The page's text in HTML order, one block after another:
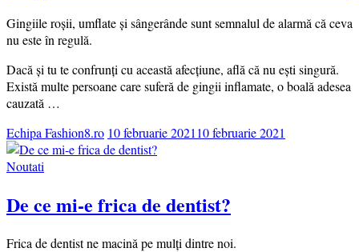
Gingiile roșii, umflate și sângerânde sunt semnalul de alarmă că ceva
nu este în regulă.
Dacă și tu te confrunți cu această afecțiune, află că nu ești singură.
Există multe persoane care suferă de gingii inflamate, o boală adesea
cauzată …
Echipa Fashion8.ro 10 februarie 2021 10 februarie 2021
Noutati
De ce mi-e frica de dentist?
Frica de dentist ne macină pe mulți dintre noi.